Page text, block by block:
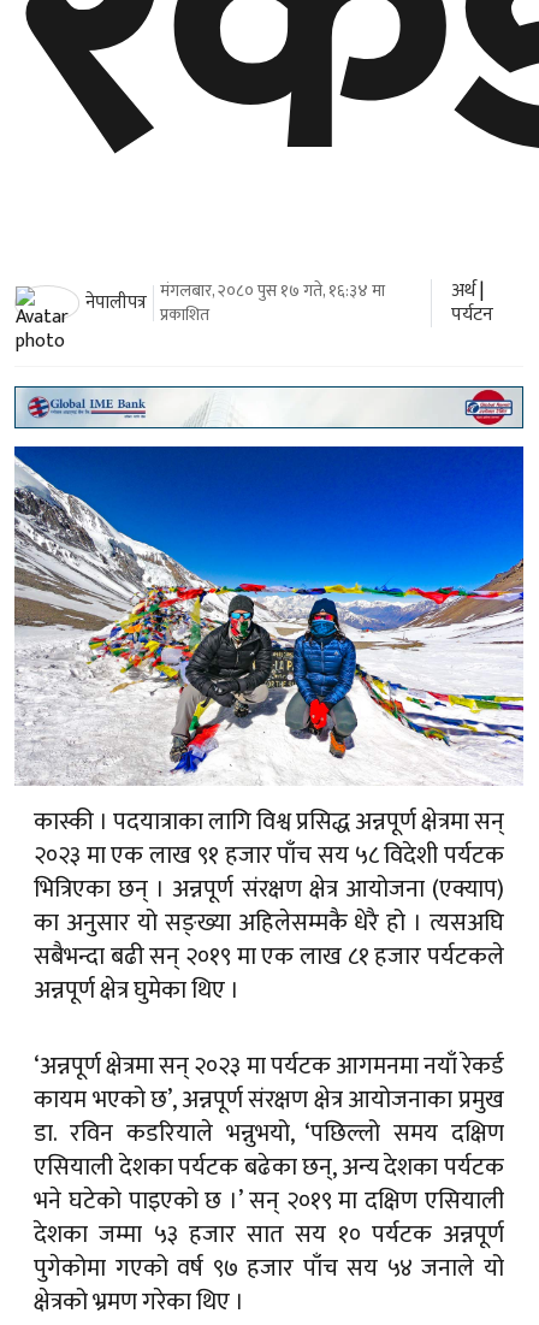
नेपालीपत्र मंगलबार, २०८० पुस १७ गते, १६:३४ मा
प्रकाशित
अर्थ|
पर्यटन
कास्की । पदयात्राका लागि विश्व प्रसिद्ध अन्नपूर्ण क्षेत्रमा सन्
२०२३ मा एक लाख ९१ हजार पाँच सय ५८ विदेशी पर्यटक
भित्रिएका छन् । अन्नपूर्ण संरक्षण क्षेत्र आयोजना (एक्याप)
का अनुसार यो सङ्ख्या अहिलेसम्मकै धेरै हो । त्यसअघि
सबैभन्दा बढी सन् २०१९ मा एक लाख ८१ हजार पर्यटकले
अन्नपूर्ण क्षेत्र घुमेका थिए ।
‘अन्नपूर्ण क्षेत्रमा सन् २०२३ मा पर्यटक आगमनमा नयाँ रेकर्ड
कायम भएको छ’, अन्नपूर्ण संरक्षण क्षेत्र आयोजनाका प्रमुख
डा. रविन कडरियाले भन्नुभयो, ‘पछिल्लो समय दक्षिण
एसियाली देशका पर्यटक बढेका छन्, अन्य देशका पर्यटक
भने घटेको पाइएको छ ।’ सन् २०१९ मा दक्षिण एसियाली
देशका जम्मा ५३ हजार सात सय १० पर्यटक अन्नपूर्ण
पुगेकोमा गएको वर्ष ९७ हजार पाँच सय ५४ जनाले यो
क्षेत्रको भ्रमण गरेका थिए ।